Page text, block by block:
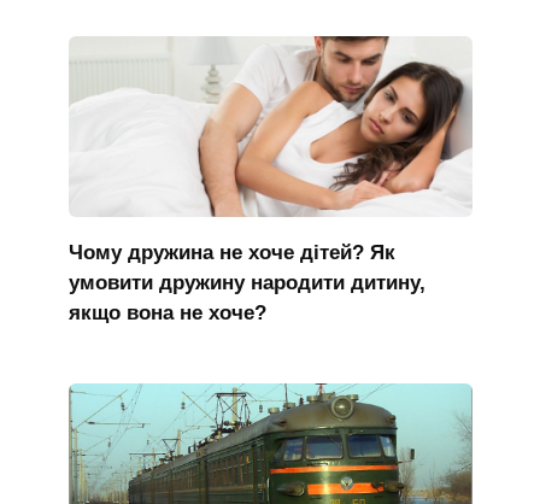
Чому дружина не хоче дітей? Як
умовити дружину народити дитину,
якщо вона не хоче?